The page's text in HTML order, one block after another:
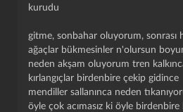
kurudu
gitme, sonbahar oluyorum, sonrası
ağaçlar bükmesinler n'olursun
neden akşam oluyorum tren
kırlangıçlar birdenbire çekip gidince
mendiller sallanınca neden
öyle çok acımasız ki öyle birdenbire